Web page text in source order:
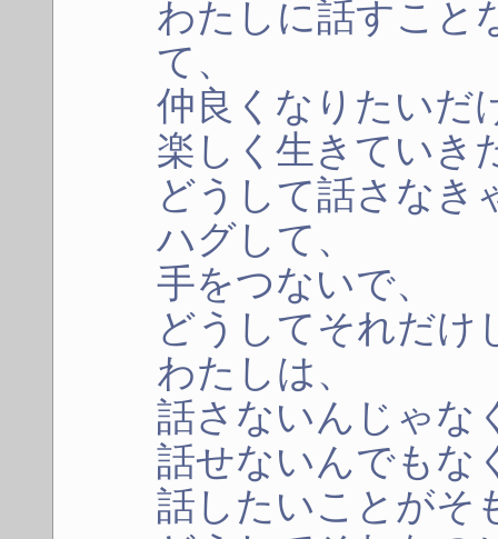
わたしに話すこと
て、
仲良くなりたいだ
楽しく生きていき
どうして話さなき
ハグして、
手をつないで、
どうしてそれだけ
わたしは、
話さないんじゃな
話せないんでもな
話したいことがそ